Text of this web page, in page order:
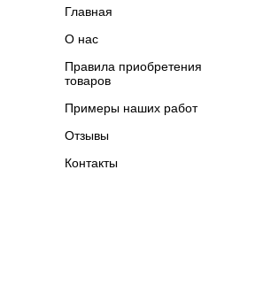
Главная
О нас
Правила приобретения
товаров
Примеры наших работ
Отзывы
Контакты